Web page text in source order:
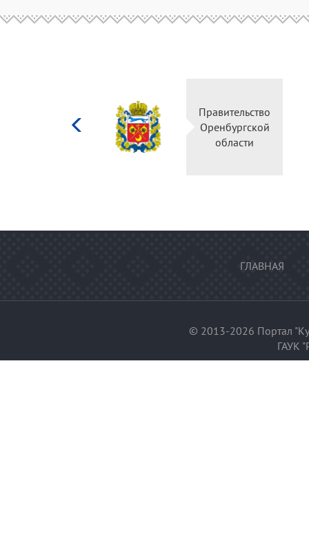
Министерство
культуры
Российской
федерации
ГЛАВНАЯ
© 2013-2026 Портал
ГАУК